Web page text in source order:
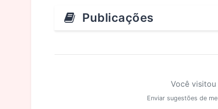
Publicações
Você
Enviar sugestões de